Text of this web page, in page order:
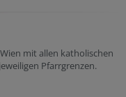
mit allen katholischen
Pfarrgrenzen.